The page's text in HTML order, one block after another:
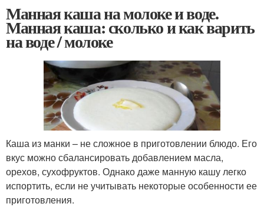
Манная каша на молоке и воде.
Манная каша: сколько и как варить
на воде / молоке
Каша из манки – не сложное в приготовлении блюдо. Его
вкус можно сбалансировать добавлением масла,
орехов, сухофруктов. Однако даже манную кашу легко
испортить, если не учитывать некоторые особенности ее
приготовления.